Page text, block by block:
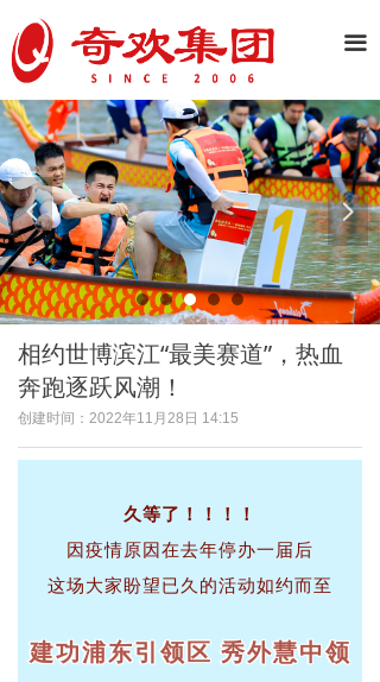
끀
넳 넲
相约世博滨江“最美赛道”，热血
奔跑逐跃风潮！
创建时间： 2022年11月28日 14:15
久等了！！！！
因疫情原因在去年停办一届后
这场大家盼望已久的活动如约而至
建功浦东引领区 秀外慧中领